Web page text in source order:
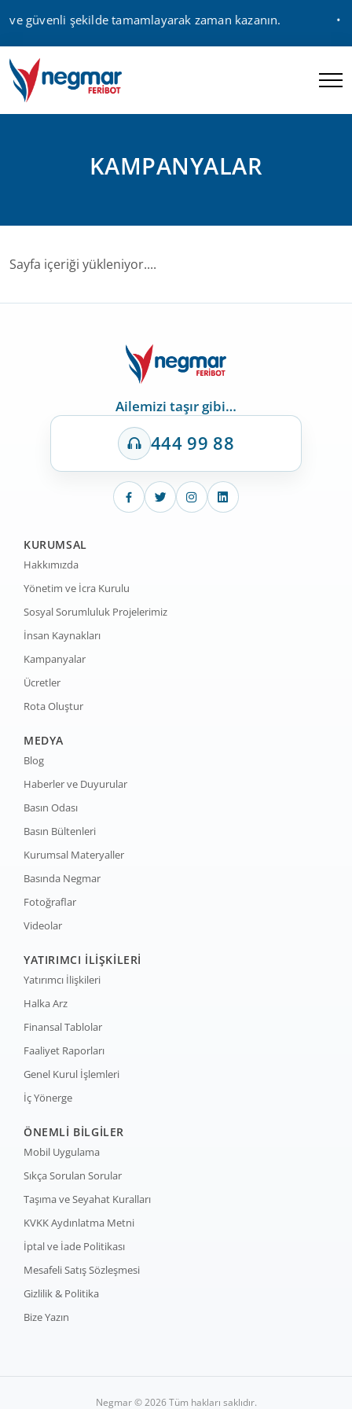
güvenli şekilde tamamlayarak zaman kazanın.
KAMPANYALAR
Sayfa içeriği yükleniyor....
Ailemizi taşır gibi…
444 99 88
KURUMSAL
Hakkımızda
Yönetim ve İcra Kurulu
Sosyal Sorumluluk Projelerimiz
İnsan Kaynakları
Kampanyalar
Ücretler
Rota Oluştur
MEDYA
Blog
Haberler ve Duyurular
Basın Odası
Basın Bültenleri
Kurumsal Materyaller
Basında Negmar
Fotoğraflar
Videolar
YATIRIMCI İLİŞKİLERİ
Yatırımcı İlişkileri
Halka Arz
Finansal Tablolar
Faaliyet Raporları
Genel Kurul İşlemleri
İç Yönerge
ÖNEMLİ BİLGİLER
Mobil Uygulama
Sıkça Sorulan Sorular
Taşıma ve Seyahat Kuralları
KVKK Aydınlatma Metni
İptal ve İade Politikası
Mesafeli Satış Sözleşmesi
Gizlilik & Politika
Bize Yazın
Negmar © 2026 Tüm hakları saklıdır.